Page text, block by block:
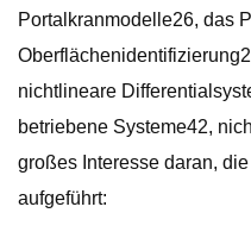
Portalkranmodelle26, das
nichtlineare
betriebene Systeme42,
großes Interesse daran,
aufgeführt: